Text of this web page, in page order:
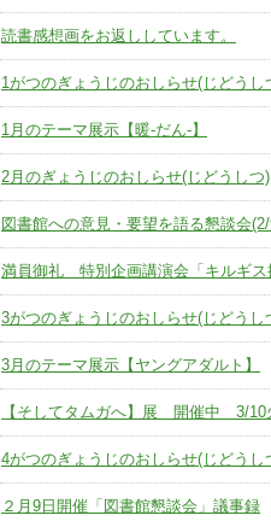
読書感想画をお返ししています。
1がつのぎょうじのおしらせ(じどうし
1月のテーマ展示【暖-だん-】
2月のぎょうじのおしらせ(じどうしつ)
図書館への意見・要望を語る懇談会
満員御礼 特別企画講演会「キルギス
3がつのぎょうじのおしらせ(じどうし
3月のテーマ展示【ヤングアダルト】
【そしてタムガへ】展 開催中 3/10
4がつのぎょうじのおしらせ(じどうし
２月9日開催「図書館懇談会」議事録